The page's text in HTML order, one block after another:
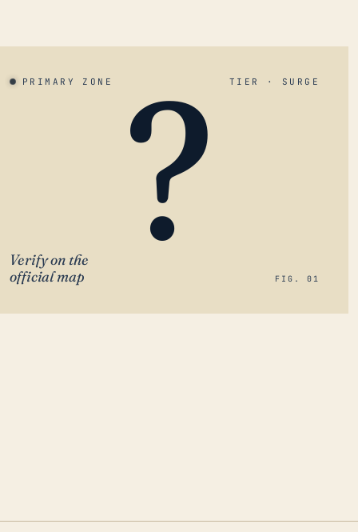
PRIMARY ZONE TIER · SURGE
?
Verify on the
official map
FIG. 01